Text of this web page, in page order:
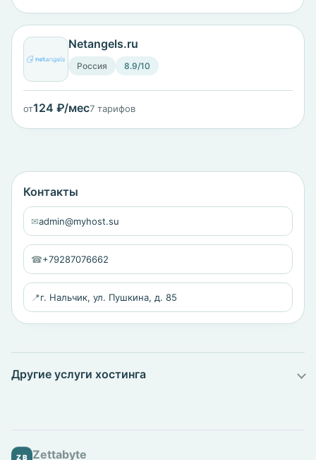
Netangels.ru
Россия 8.9/10
от124 ₽/мес7 тарифов
Контакты
✉admin@myhost.su
☎+79287076662
📍г. Нальчик, ул. Пушкина, д. 85
Другие услуги хостинга
ZB Zettabyte